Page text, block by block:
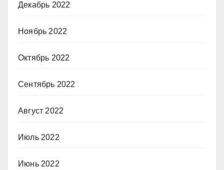
Декабрь 2022
Ноябрь 2022
Октябрь 2022
Сентябрь 2022
Август 2022
Июль 2022
Июнь 2022